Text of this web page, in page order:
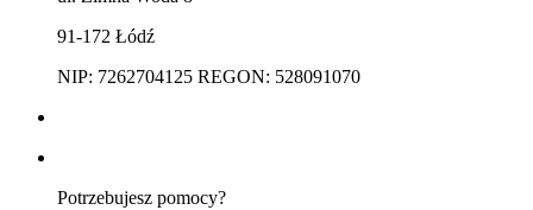
91-172 Łódź
NIP: 7262704125 REGON: 528091070
Potrzebujesz pomocy?